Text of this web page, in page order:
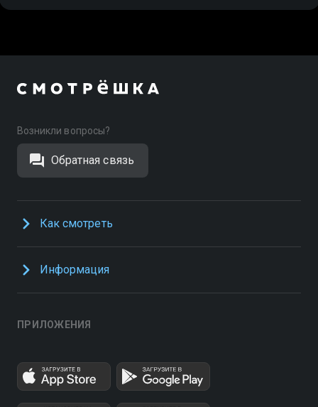
Возникли вопросы?
Обратная связь
Как смотреть
Информация
ПРИЛОЖЕНИЯ